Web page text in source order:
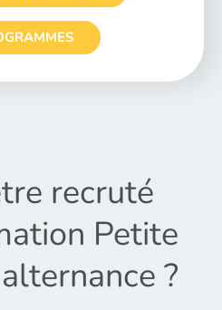
recruté
Petite
?